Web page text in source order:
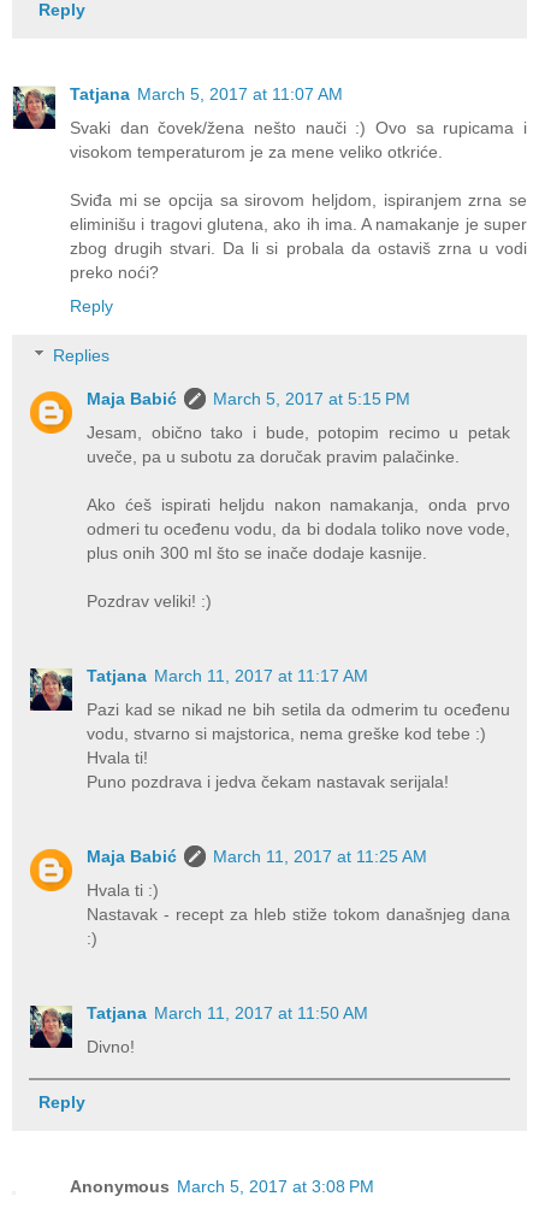
Reply
Tatjana March 5, 2017 at 11:07 AM
Svaki dan čovek/žena nešto nauči :) Ovo sa rupicama i
visokom temperaturom je za mene veliko otkriće.
Sviđa mi se opcija sa sirovom heljdom, ispiranjem zrna se
eliminišu i tragovi glutena, ako ih ima. A namakanje je super
zbog drugih stvari. Da li si probala da ostaviš zrna u vodi
preko noći?
Reply
Replies
Maja Babić
March 5, 2017 at 5:15 PM
Jesam, obično tako i bude, potopim recimo u petak
uveče, pa u subotu za doručak pravim palačinke.
Ako ćeš ispirati heljdu nakon namakanja, onda prvo
odmeri tu oceđenu vodu, da bi dodala toliko nove vode,
plus onih 300 ml što se inače dodaje kasnije.
Pozdrav veliki! :)
Tatjana March 11, 2017 at 11:17 AM
Pazi kad se nikad ne bih setila da odmerim tu oceđenu
vodu, stvarno si majstorica, nema greške kod tebe :)
Hvala ti!
Puno pozdrava i jedva čekam nastavak serijala!
Maja Babić
March 11, 2017 at 11:25 AM
Hvala ti :)
Nastavak - recept za hleb stiže tokom današnjeg dana
:)
Tatjana March 11, 2017 at 11:50 AM
Divno!
Reply
Anonymous March 5, 2017 at 3:08 PM